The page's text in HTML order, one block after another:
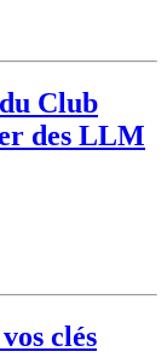
Club
des LLM
clés